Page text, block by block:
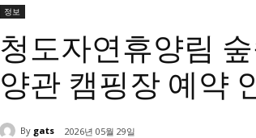
정보
청도자연휴양림
양관 캠핑장 예약
By gats 2026년 05월 29일